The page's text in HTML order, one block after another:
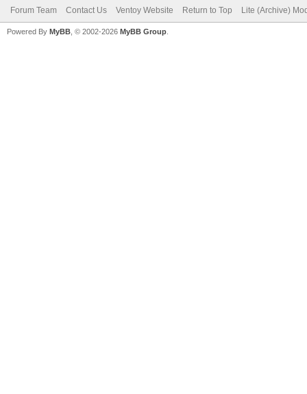
Forum Team Contact Us Ventoy Website Return to Top Lite (Archive)
Powered By MyBB , © 2002-2026 MyBB Group